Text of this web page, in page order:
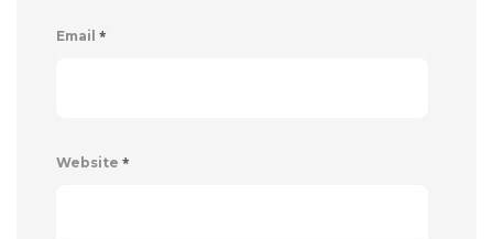
Email *
Website *